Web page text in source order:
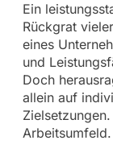
Ein
Rückgrat
eines
und
Doch
allein auf
Arbeitsumfeld.